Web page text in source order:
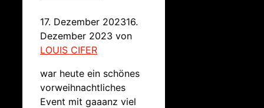
17. Dezember 202316.
Dezember 2023 von
LOUIS CIFER
war heute ein schönes
vorweihnachtliches
Event mit gaaanz viel